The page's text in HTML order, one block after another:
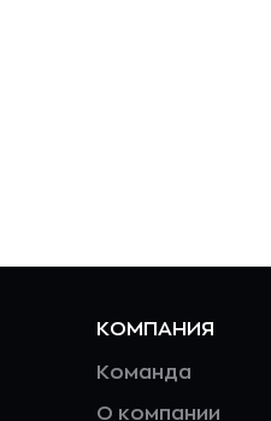
КОМПАНИЯ
Команда
О компании